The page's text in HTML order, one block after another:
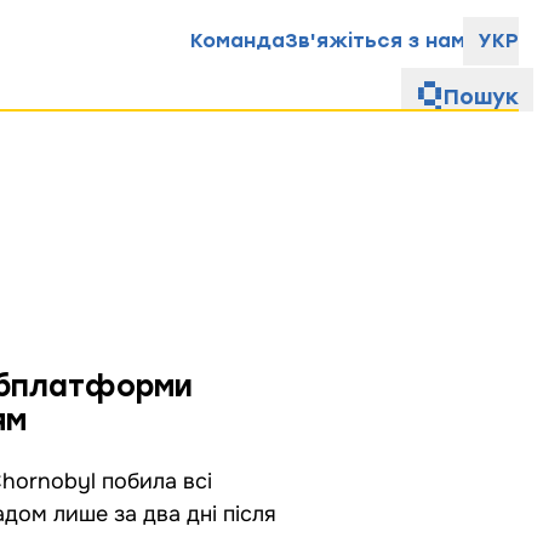
КомандаЗв'яжіться з нами УКР
Пошук
побила всі
лише за два дні після